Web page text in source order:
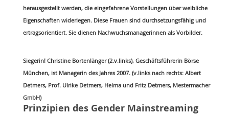
herausgestellt werden, die eingefahrene Vorstellungen über weibliche
Eigenschaften widerlegen. Diese Frauen sind durchsetzungsfähig und
ertragsorientiert. Sie dienen Nachwuchsmanagerinnen als Vorbilder.
Siegerin! Christine Bortenlänger (2.v.links), Geschäftsführerin Börse
München, ist Managerin des Jahres 2007. (v.links nach rechts: Albert
Detmers, Prof. Ulrike Detmers, Helma und Fritz Detmers, Mestermacher
GmbH)
Prinzipien des Gender Mainstreaming